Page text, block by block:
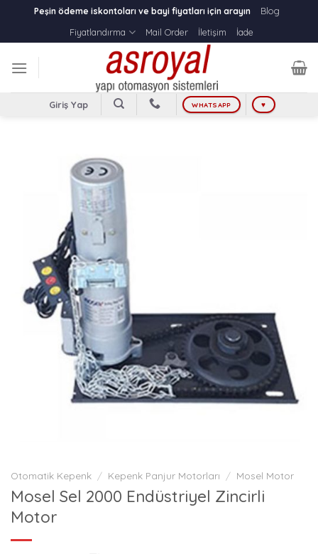
content
Peşin ödeme iskontoları ve bayi fiyatları için arayın
Blog
Fiyatlandırma
Mail Order İletişim İade
Giriş Yap WHATSAPP ♥
Otomatik Kepenk / Kepenk Panjur Motorları / Mosel Motor
Mosel Sel 2000 Endüstriyel Zincirli
Motor